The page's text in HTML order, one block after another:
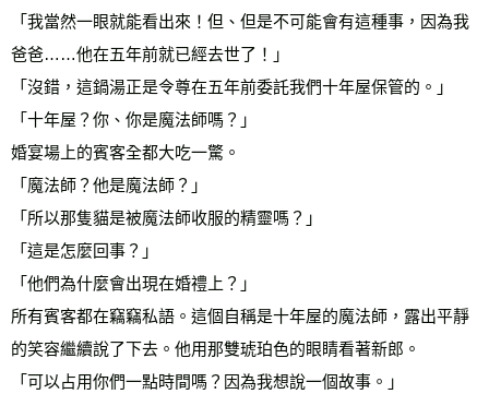
「我當然一眼就能看出來！但、但是不可能會有這種事，因為我
爸爸……他在五年前就已經去世了！」
「沒錯，這鍋湯正是令尊在五年前委託我們十年屋保管的。」
「十年屋？你、你是魔法師嗎？」
婚宴場上的賓客全都大吃一驚。
「魔法師？他是魔法師？」
「所以那隻貓是被魔法師收服的精靈嗎？」
「這是怎麼回事？」
「他們為什麼會出現在婚禮上？」
所有賓客都在竊竊私語。這個自稱是十年屋的魔法師，露出平靜
的笑容繼續說了下去。他用那雙琥珀色的眼睛看著新郎。
「可以占用你們一點時間嗎？因為我想說一個故事。」